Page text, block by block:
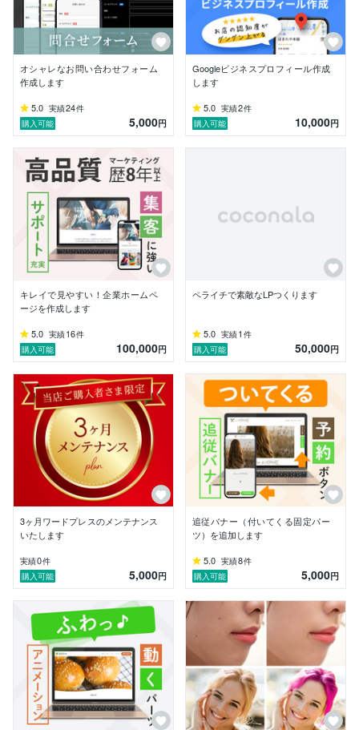
オシャレなお問い合わせフォーム
作成します
5.0 実績24件
購入可能
5,000円
Googleビジネスプロフィール作成
します
5.0 実績2件
購入可能
10,000円
キレイで見やすい！企業ホームペ
ージを作成します
5.0 実績16件
購入可能
100,000円
ペライチで素敵なLPつくります
5.0 実績1 件
購入可能
50,000円
3ヶ月ワードプレスのメンテナンス
いたします
実績0件
購入可能
5,000円
追従バナー（付いてくる固定パー
ツ）を追加します
5.0 実績8件
購入可能
5,000円